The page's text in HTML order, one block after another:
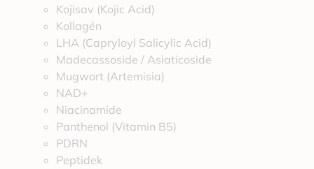
Kojisav (Kojic Acid)
Kollagén
LHA (Capryloyl Salicylic Acid)
Madecassoside / Asiaticoside
Mugwort (Artemisia)
NAD+
Niacinamide
Panthenol (Vitamin B5)
PDRN
Peptidek